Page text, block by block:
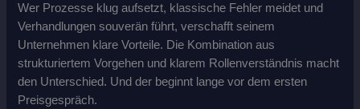
Wer Prozesse klug aufsetzt, klassische Fehler meidet und
Verhandlungen souverän führt, verschafft seinem
Unternehmen klare Vorteile. Die Kombination aus
strukturiertem Vorgehen und klarem Rollenverständnis macht
den Unterschied. Und der beginnt lange vor dem ersten
Preisgespräch.